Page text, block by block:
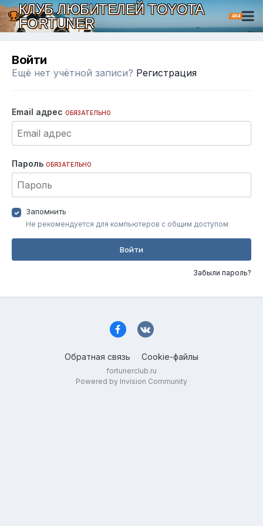
КЛУБ ЛЮБИТЕЛЕЙ TOYOTA
FORTUNER
4X4
Войти
Ещё нет учётной записи? Регистрация
Email адрес ОБЯЗАТЕЛЬНО
Пароль ОБЯЗАТЕЛЬНО
Запомнить
Не рекомендуется для компьютеров с общим доступом
Войти
Забыли пароль?
Обратная связь Cookie-файлы
fortunerclub.ru
Powered by Invision Community